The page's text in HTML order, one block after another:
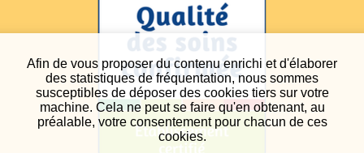
Afin de vous proposer du contenu enrichi et d'élaborer
des statistiques de fréquentation, nous sommes
susceptibles de déposer des cookies tiers sur votre
machine. Cela ne peut se faire qu'en obtenant, au
préalable, votre consentement pour chacun de ces
cookies.